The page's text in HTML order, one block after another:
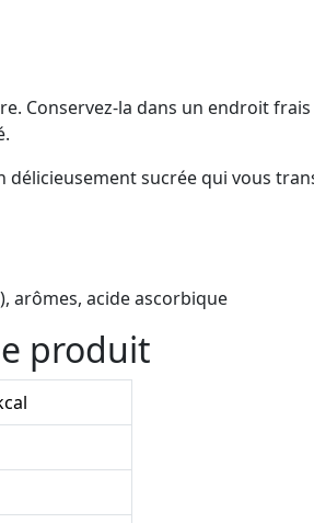
Conservez-la dans un endroit
délicieusement sucrée qui vous
arômes, acide ascorbique
produit